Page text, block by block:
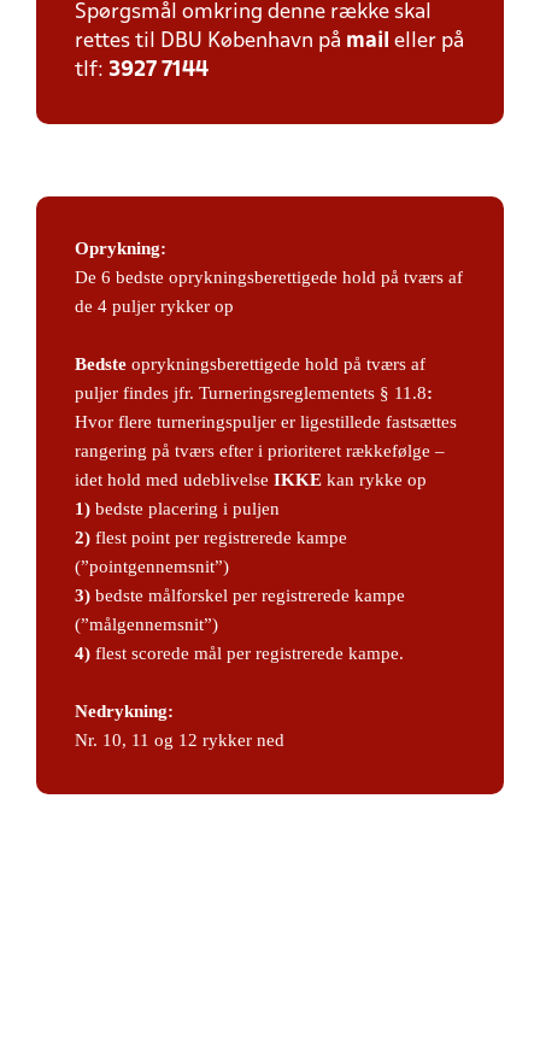
Spørgsmål omkring denne række skal
rettes til DBU København på mail eller på
tlf: 3927 7144
Oprykning:
De 6 bedste oprykningsberettigede hold på tværs af
de 4 puljer rykker op
Bedste oprykningsberettigede hold på tværs af
puljer findes jfr. Turneringsreglementets § 11.8:
Hvor flere turneringspuljer er ligestillede fastsættes
rangering på tværs efter i prioriteret rækkefølge –
idet hold med udeblivelse IKKE kan rykke op
1) bedste placering i puljen
2) flest point per registrerede kampe
(”pointgennemsnit”)
3) bedste målforskel per registrerede kampe
(”målgennemsnit”)
4) flest scorede mål per registrerede kampe.
Nedrykning:
Nr. 10, 11 og 12 rykker ned